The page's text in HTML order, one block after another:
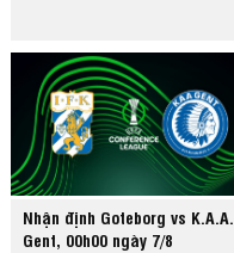
Nhận định Goteborg vs K.A.A.
Gent, 00h00 ngày 7/8